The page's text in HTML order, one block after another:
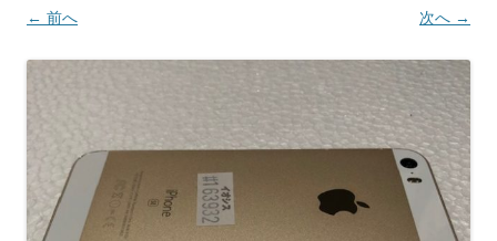
← 前へ 次へ →